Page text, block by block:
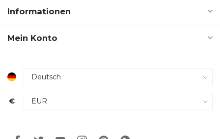
Informationen
Mein Konto
€